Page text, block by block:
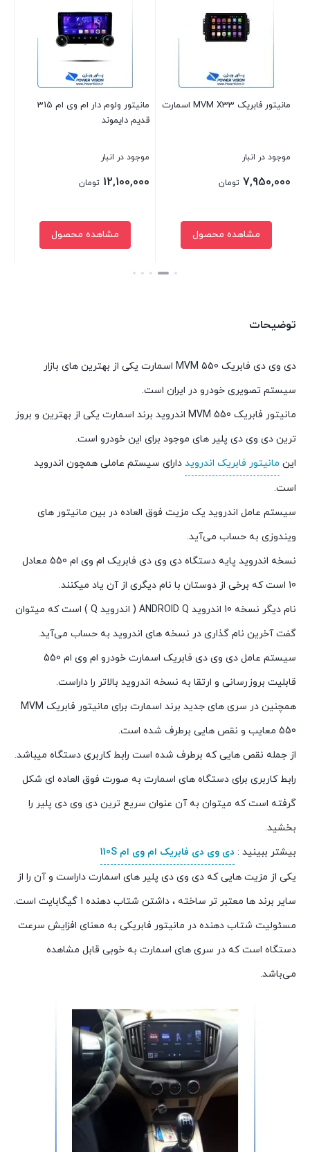
مانیتور فابریک MVM X33 اسمارت
موجود در انبار
7,950,000 تومان
مشاهده محصول
مانیتور ولوم دار ام وی ام 315
قدیم دایموند
موجود در انبار
12,100,000 تومان
بستن
مشاهده محصول
توضیحات
دی وی دی فابریک MVM 550 اسمارت یکی از بهترین های بازار
سیستم تصویری خودرو در ایران است.
مانیتور فابریک MVM 550 اندروید برند اسمارت یکی از بهترین و بروز
ترین دی وی دی پلیر های موجود برای این خودرو است.
این مانیتور فابریک اندروید دارای سیستم عاملی همچون اندروید
است.
سیستم عامل اندروید یک مزیت فوق العاده در بین مانیتور های
ویندوزی به حساب می‌آید.
نسخه اندروید پایه دستگاه دی وی دی فابریک ام وی ام 550 معادل
10 است که برخی از دوستان با نام دیگری از آن یاد میکنند.
نام دیگر نسخه 10 اندروید ANDROID Q ( اندروید Q ) است که میتوان
گفت آخرین نام گذاری در نسخه های اندروید به حساب می‌آید.
سیستم عامل دی وی دی فابریک اسمارت خودرو ام وی ام 550
قابلیت بروزرسانی و ارتقا به نسخه اندروید بالاتر را داراست.
همچنین در سری های جدید برند اسمارت برای مانیتور فابریک MVM
550 معایب و نقص هایی برطرف شده است.
از جمله نقص هایی که برطرف شده است رابط کاربری دستگاه میباشد.
رابط کاربری برای دستگاه های اسمارت به صورت فوق العاده ای شکل
گرفته است که میتوان به آن عنوان سریع ترین دی وی دی پلیر را
بخشید.
بیشتر ببینید : دی وی دی فابریک ام وی ام 110S
یکی از مزیت هایی که دی وی دی پلیر های اسمارت داراست و آن را از
سایر برند ها معتبر تر ساخته ، داشتن شتاب دهنده 1 گیگابایت است.
مسئولیت شتاب دهنده در مانیتور فابریکی به معنای افزایش سرعت
دستگاه است که در سری های اسمارت به خوبی قابل مشاهده
می‌باشد.